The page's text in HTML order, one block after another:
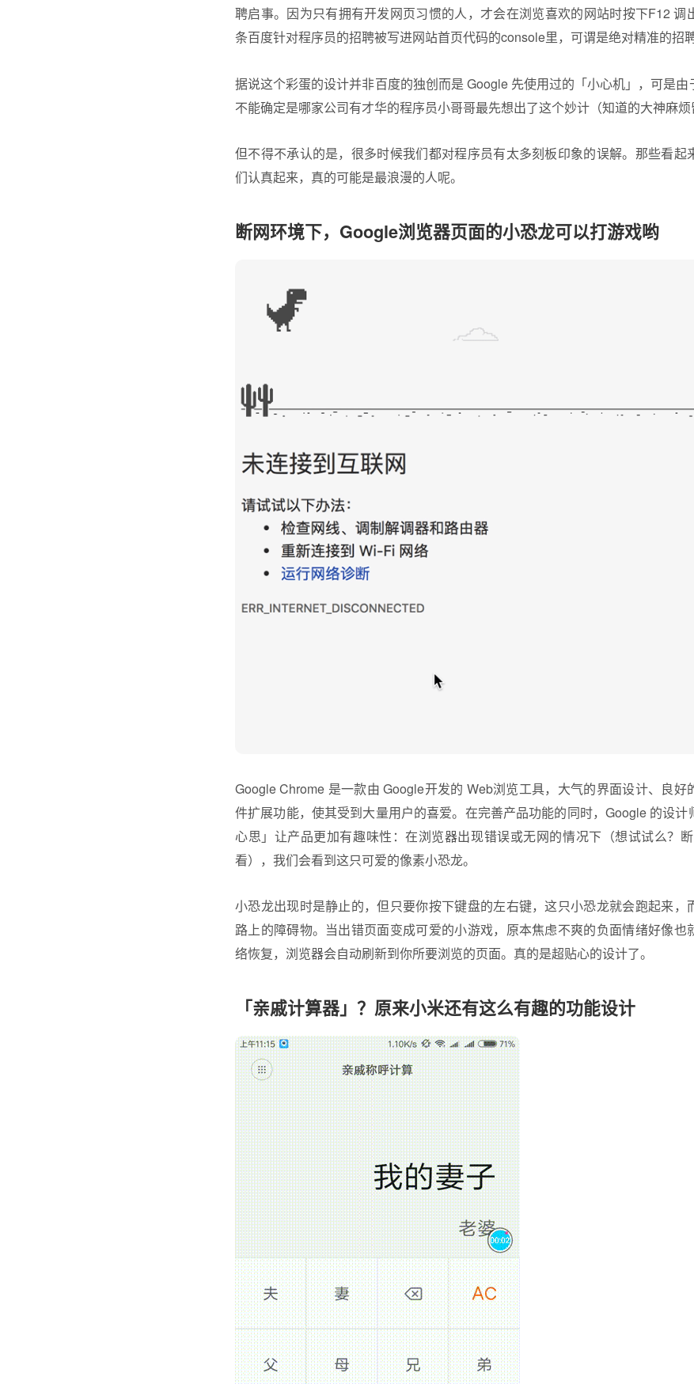
聘启事。因为只有拥有开发网页习惯的人，才会在浏览喜欢的网站时按下F12 调
条百度针对程序员的招聘被写进网站首页代码的console里，可谓是绝对精准的招
据说这个彩蛋的设计并非百度的独创而是 Google 先使用过的「小心机」，可是
不能确定是哪家公司有才华的程序员小哥哥最先想出了这个妙计（知道的大神麻烦
但不得不承认的是，很多时候我们都对程序员有太多刻板印象的误解。那些看起
们认真起来，真的可能是最浪漫的人呢。
断网环境下，Google浏览器页面的小恐龙可以打游戏哟
Google Chrome 是一款由 Google开发的 Web浏览工具，大气的界面设计、良好
件扩展功能，使其受到大量用户的喜爱。在完善产品功能的同时，Google 的设
心思」让产品更加有趣味性：在浏览器出现错误或无网的情况下（想试试么？
看），我们会看到这只可爱的像素小恐龙。
小恐龙出现时是静止的，但只要你按下键盘的左右键，这只小恐龙就会跑起来，
路上的障碍物。当出错页面变成可爱的小游戏，原本焦虑不爽的负面情绪好像也
络恢复，浏览器会自动刷新到你所要浏览的页面。真的是超贴心的设计了。
「亲戚计算器」？原来小米还有这么有趣的功能设计